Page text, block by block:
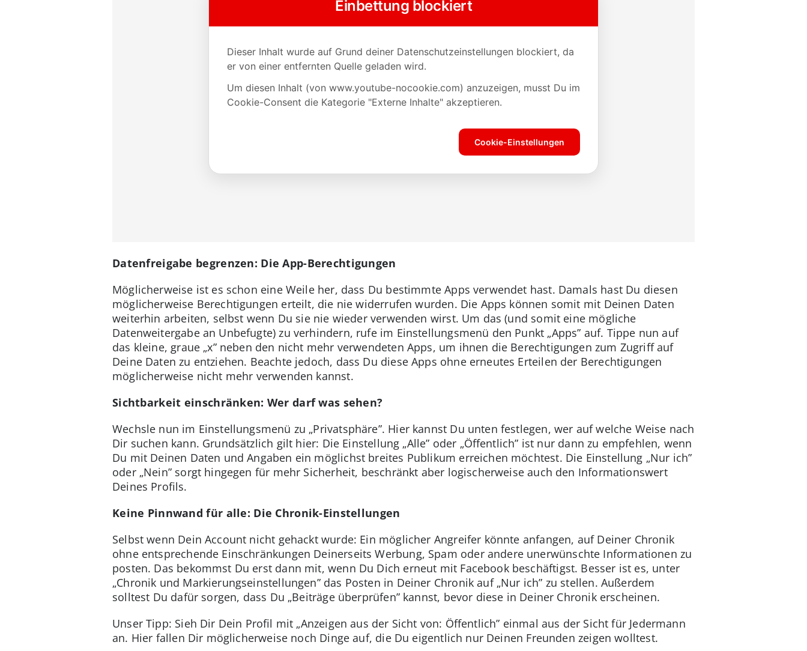
Datenfreigabe begrenzen: Die App-Berechtigungen
Möglicherweise ist es schon eine Weile her, dass Du bestimmte Apps verwendet hast. Damals hast Du diesen
möglicherweise Berechtigungen erteilt, die nie widerrufen wurden. Die Apps können somit mit Deinen Daten
weiterhin arbeiten, selbst wenn Du sie nie wieder verwenden wirst. Um das (und somit eine mögliche
Datenweitergabe an Unbefugte) zu verhindern, rufe im Einstellungsmenü den Punkt „Apps” auf. Tippe nun auf
das kleine, graue „x” neben den nicht mehr verwendeten Apps, um ihnen die Berechtigungen zum Zugriff auf
Deine Daten zu entziehen. Beachte jedoch, dass Du diese Apps ohne erneutes Erteilen der Berechtigungen
möglicherweise nicht mehr verwenden kannst.
Sichtbarkeit einschränken: Wer darf was sehen?
Wechsle nun im Einstellungsmenü zu „Privatsphäre”. Hier kannst Du unten festlegen, wer auf welche Weise nach
Dir suchen kann. Grundsätzlich gilt hier: Die Einstellung „Alle” oder „Öffentlich” ist nur dann zu empfehlen, wenn
Du mit Deinen Daten und Angaben ein möglichst breites Publikum erreichen möchtest. Die Einstellung „Nur ich”
oder „Nein” sorgt hingegen für mehr Sicherheit, beschränkt aber logischerweise auch den Informationswert
Deines Profils.
Keine Pinnwand für alle: Die Chronik-Einstellungen
Selbst wenn Dein Account nicht gehackt wurde: Ein möglicher Angreifer könnte anfangen, auf Deiner Chronik
ohne entsprechende Einschränkungen Deinerseits Werbung, Spam oder andere unerwünschte Informationen zu
posten. Das bekommst Du erst dann mit, wenn Du Dich erneut mit Facebook beschäftigst. Besser ist es, unter
„Chronik und Markierungseinstellungen” das Posten in Deiner Chronik auf „Nur ich” zu stellen. Außerdem
solltest Du dafür sorgen, dass Du „Beiträge überprüfen” kannst, bevor diese in Deiner Chronik erscheinen.
Unser Tipp: Sieh Dir Dein Profil mit „Anzeigen aus der Sicht von: Öffentlich” einmal aus der Sicht für Jedermann
an. Hier fallen Dir möglicherweise noch Dinge auf, die Du eigentlich nur Deinen Freunden zeigen wolltest.